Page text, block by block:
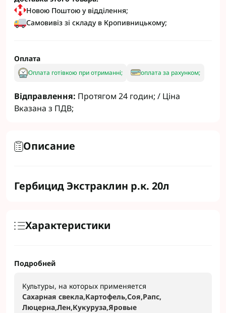
Новою Поштою у відділення;
Самовивіз зі складу в Кропивницькому;
Оплата
Оплата готівкою при отриманні; оплата за рахунком;
Відправлення: Протягом 24 годин; / Ціна
Вказана з ПДВ;
Описание
Гербицид Экстраклин р.к. 20л
Характеристики
Подробней
Культуры, на которых применяется
Сахарная свекла,Картофель,Соя,Рапс,
Люцерна,Лен,Кукуруза,Яровые